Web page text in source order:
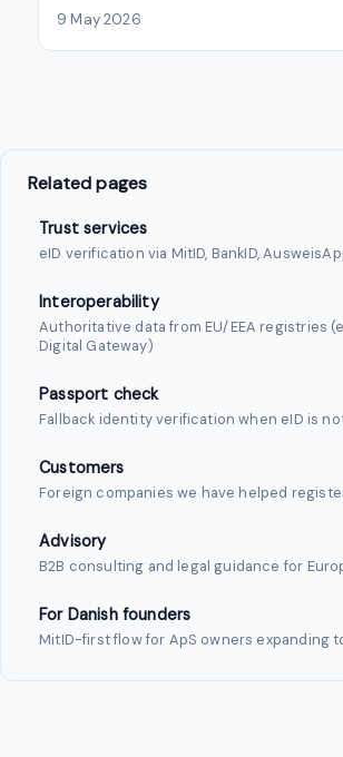
9 May 2026
Related pages
Trust services
eID verification via MitID, BankID,
Interoperability
Authoritative data from EU/EEA registries
Digital Gateway)
Passport check
Fallback identity verification when eID is
Customers
Foreign companies we have helped
Advisory
B2B consulting and legal guidance for
For Danish founders
MitID-first flow for ApS owners expanding